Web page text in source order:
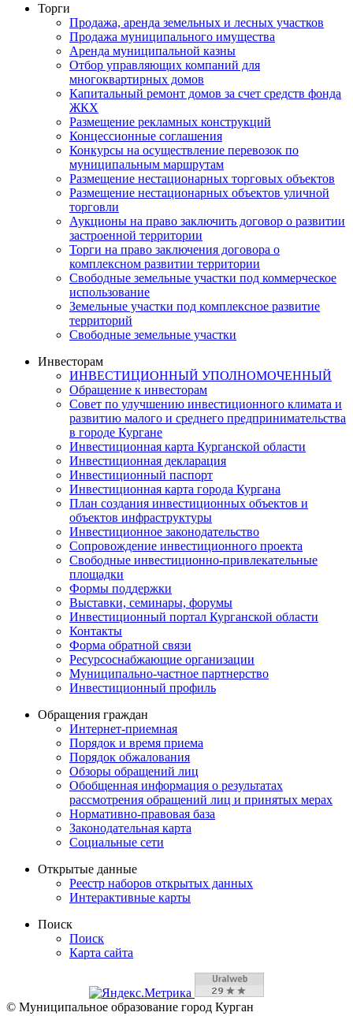
Торги
Продажа, аренда земельных и лесных участков
Продажа муниципального имущества
Аренда муниципальной казны
Отбор управляющих компаний для
многоквартирных домов
Капитальный ремонт домов за счет средств фонда
ЖКХ
Размещение рекламных конструкций
Концессионные соглашения
Конкурсы на осуществление перевозок по
муниципальным маршрутам
Размещение нестационарных торговых объектов
Размещение нестационарных объектов уличной
торговли
Аукционы на право заключить договор о развитии
застроенной территории
Торги на право заключения договора о
комплексном развитии территории
Свободные земельные участки под коммерческое
использование
Земельные участки под комплексное развитие
территорий
Свободные земельные участки
Инвесторам
ИНВЕСТИЦИОННЫЙ УПОЛНОМОЧЕННЫЙ
Обращение к инвесторам
Совет по улучшению инвестиционного климата и
развитию малого и среднего предпринимательства
в городе Кургане
Инвестиционная карта Курганской области
Инвестиционная декларация
Инвестиционный паспорт
Инвестиционная карта города Кургана
План создания инвестиционных объектов и
объектов инфраструктуры
Инвестиционное законодательство
Сопровождение инвестиционного проекта
Свободные инвестиционно-привлекательные
площадки
Формы поддержки
Выставки, семинары, форумы
Инвестиционный портал Курганской области
Контакты
Форма обратной связи
Ресурсоснабжающие организации
Муниципально-частное партнерство
Инвестиционный профиль
Обращения граждан
Интернет-приемная
Порядок и время приема
Порядок обжалования
Обзоры обращений лиц
Обобщенная информация о результатах
рассмотрения обращений лиц и принятых мерах
Нормативно-правовая база
Законодательная карта
Социальные сети
Открытые данные
Реестр наборов открытых данных
Интерактивные карты
Поиск
Поиск
Карта сайта
© Муниципальное образование город Курган